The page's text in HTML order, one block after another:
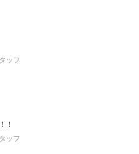
ッフ
！
ッフ